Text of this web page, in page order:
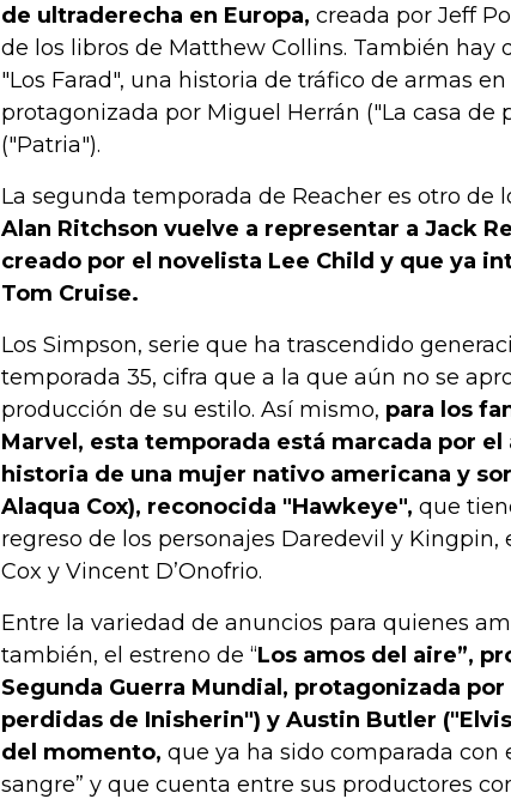
de ultraderecha en Europa, creada por Jeff
de los libros de Matthew Collins. También hay
"Los Farad", una historia de tráfico de armas en
protagonizada por Miguel Herrán ("La casa de
("Patria").
La segunda temporada de Reacher es otro de
Alan Ritchson vuelve a representar a Jack
creado por el novelista Lee Child y que ya
Tom Cruise.
Los Simpson, serie que ha trascendido
temporada 35, cifra que a la que aún no se
producción de su estilo. Así mismo, para los
Marvel, esta temporada está marcada por el
historia de una mujer nativo americana y
Alaqua Cox), reconocida "Hawkeye", que
regreso de los personajes Daredevil y Kingpin,
Cox y Vincent D’Onofrio.
Entre la variedad de anuncios para quienes
también, el estreno de “Los amos del aire”,
Segunda Guerra Mundial, protagonizada
perdidas de Inisherin") y Austin Butler
del momento, que ya ha sido comparada con
sangre” y que cuenta entre sus productores